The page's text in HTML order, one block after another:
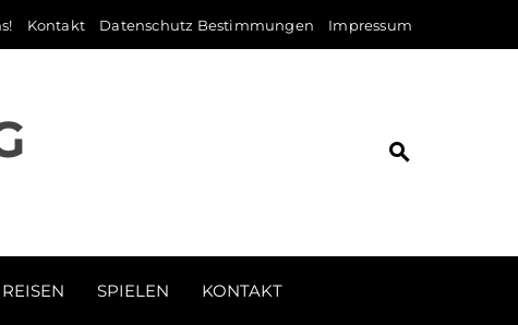
Kontakt Datenschutz Bestimmungen Impressum
REISEN SPIELEN KONTAKT